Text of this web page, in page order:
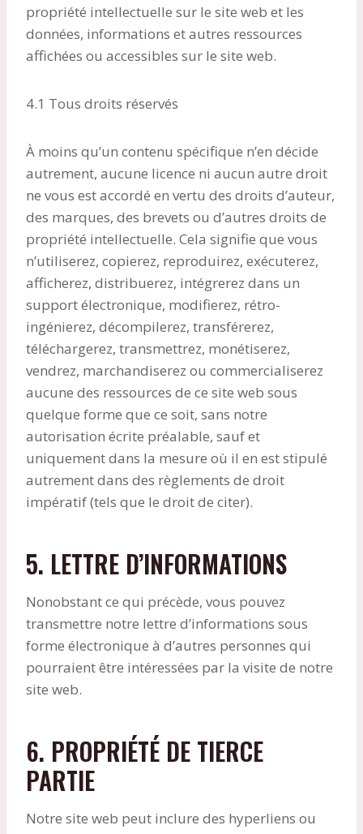
propriété intellectuelle sur le site web et les
données, informations et autres ressources
affichées ou accessibles sur le site web.
4.1 Tous droits réservés
À moins qu’un contenu spécifique n’en décide
autrement, aucune licence ni aucun autre droit
ne vous est accordé en vertu des droits d’auteur,
des marques, des brevets ou d’autres droits de
propriété intellectuelle. Cela signifie que vous
n’utiliserez, copierez, reproduirez, exécuterez,
afficherez, distribuerez, intégrerez dans un
support électronique, modifierez, rétro-
ingénierez, décompilerez, transférerez,
téléchargerez, transmettrez, monétiserez,
vendrez, marchandiserez ou commercialiserez
aucune des ressources de ce site web sous
quelque forme que ce soit, sans notre
autorisation écrite préalable, sauf et
uniquement dans la mesure où il en est stipulé
autrement dans des règlements de droit
impératif (tels que le droit de citer).
5. LETTRE D’INFORMATIONS
Nonobstant ce qui précède, vous pouvez
transmettre notre lettre d’informations sous
forme électronique à d’autres personnes qui
pourraient être intéressées par la visite de notre
site web.
6. PROPRIÉTÉ DE TIERCE
PARTIE
Notre site web peut inclure des hyperliens ou